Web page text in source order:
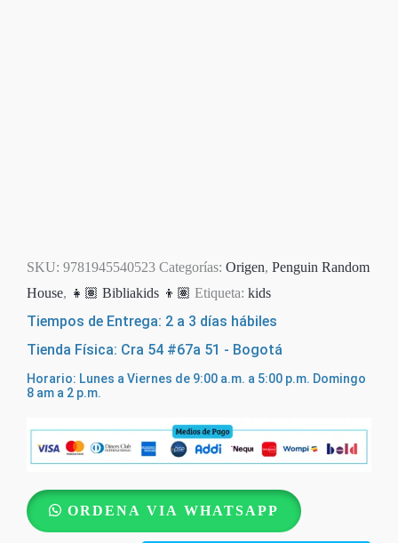
SKU: 9781945540523 Categorías: Origen, Penguin Random
House, 👧🏽 Bibliakids 👦🏽 Etiqueta: kids
Tiempos de Entrega: 2 a 3 días hábiles
Tienda Física: Cra 54 #67a 51 - Bogotá
Horario: Lunes a Viernes de 9:00 a.m. a 5:00 p.m. Domingo
8 am a 2 p.m.
ORDENA VIA WHATSAPP